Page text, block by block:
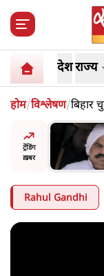
देशराज्य
होम/विश्लेषण/बिहार
अपनी
ट्रेंडिंग
ख़बर
अहमद
में बंद
Rahul Gandhi